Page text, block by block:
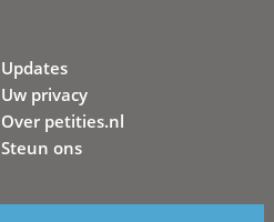
Updates
Uw privacy
Over petities.nl
Steun ons